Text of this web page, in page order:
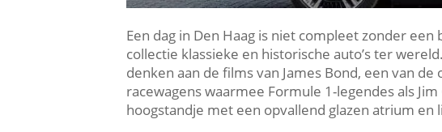
Een dag in Den Haag is niet compleet zonder
collectie klassieke en historische auto’s ter
denken aan de films van James Bond, een van
racewagens waarmee Formule 1-legendes als
hoogstandje met een opvallend glazen atrium